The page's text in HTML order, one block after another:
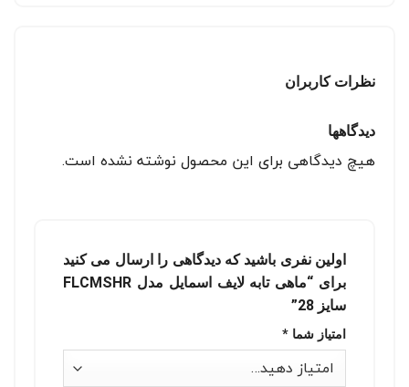
نظرات کاربران
دیدگاهها
هیچ دیدگاهی برای این محصول نوشته نشده است.
اولین نفری باشید که دیدگاهی را ارسال می کنید
برای “ماهی تابه لایف اسمایل مدل FLCMSHR
سایز 28”
امتیاز شما *